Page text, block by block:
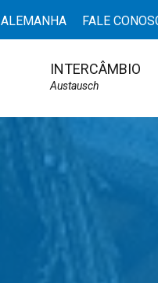
ALEMANHA FALE
INTERCÂMBIO
Austausch